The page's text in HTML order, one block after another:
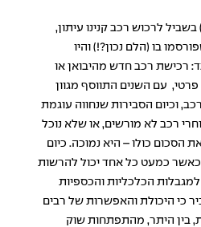
לרכוש רכב קנינו עיתון,
בו (הלם נכון?!) והיו
רכישת רכב חדש מהיבואן או
עם השנים התווסף מגוון
וכיום הסבירות שנחווה עוגמת
רכב לא מורשים, או שלא נוכל
הסכום כולו – היא נמוכה. כיום
כמעט כל אחד יכול להרשות
הכלכליות והכספיות
כי היכולת והאפשרות של רבים
בין היתר, מהתפתחות שוק